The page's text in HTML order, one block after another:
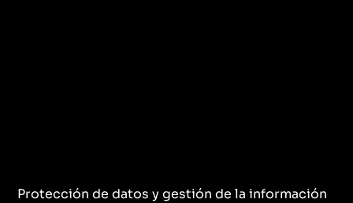
Protección de datos y gestión de la información